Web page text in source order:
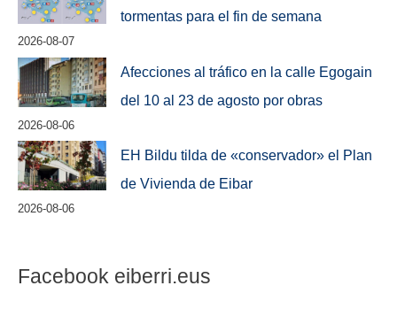
tormentas para el fin de semana
2026-08-07
Afecciones al tráfico en la calle Egogain
del 10 al 23 de agosto por obras
2026-08-06
EH Bildu tilda de «conservador» el Plan
de Vivienda de Eibar
2026-08-06
Facebook eiberri.eus